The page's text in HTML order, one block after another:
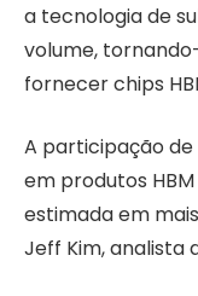
a tecnologia de
volume,
fornecer chips
A participação de
em produtos
estimada em
Jeff Kim, analista